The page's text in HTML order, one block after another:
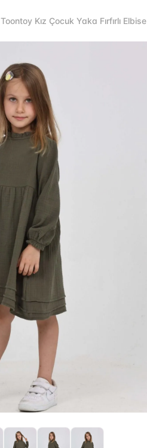
Toontoy Kız Çocuk Yaka Fırfırlı Elbise